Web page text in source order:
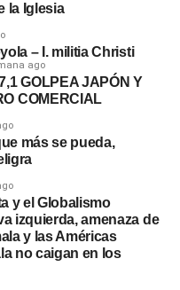
la Iglesia
– I. militia Christi
ago
GOLPEA JAPÓN Y
COMERCIAL
más se pueda,
y el Globalismo
izquierda, amenaza de
y las Américas
no caigan en los